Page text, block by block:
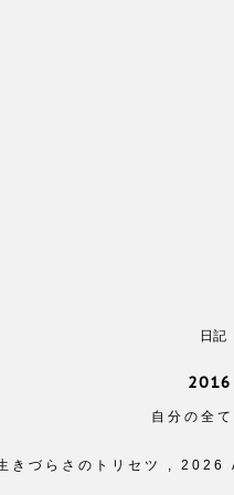
日記
自分の全
きづらさのトリセツ ,